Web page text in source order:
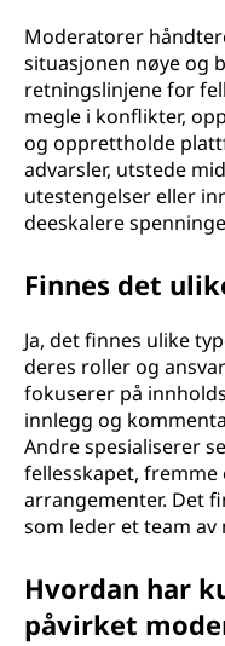
Moderatorer
situasjonen nøye og
retningslinjene for
megle i konflikter,
og opprettholde
advarsler, utstede
utestengelser eller
deeskalere
Finnes det
Ja, det finnes ulike
deres roller og
fokuserer på
innlegg og
Andre spesialiserer
fellesskapet,
arrangementer. Det
som leder et team av
Hvordan har
påvirket